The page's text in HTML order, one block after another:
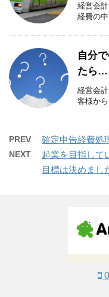
経営会
経費の
自分
たら…
経営会
客様か
PREV 確定申告経費処
NEXT
起業を目指して
目標は決めまし